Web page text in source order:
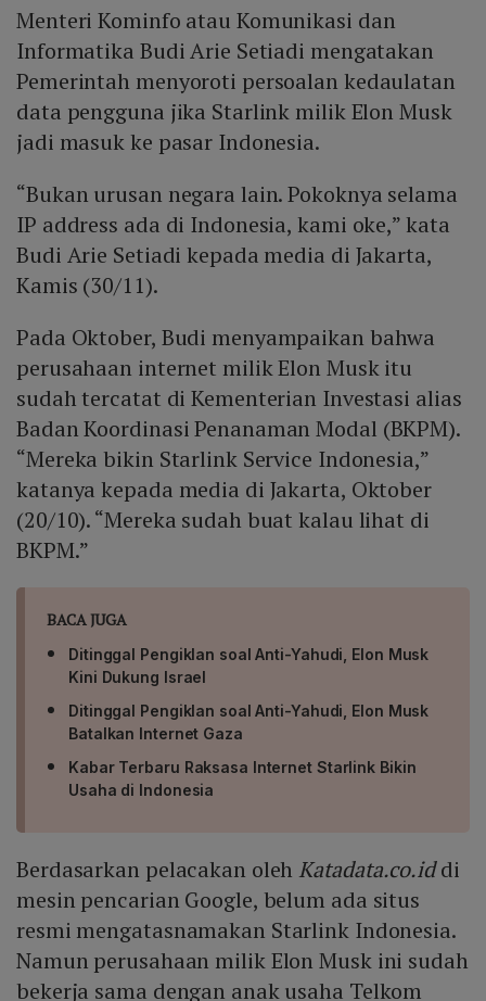
Menteri Kominfo atau Komunikasi dan
Informatika Budi Arie Setiadi mengatakan
Pemerintah menyoroti persoalan kedaulatan
data pengguna jika Starlink milik Elon Musk
jadi masuk ke pasar Indonesia.
“Bukan urusan negara lain. Pokoknya selama
IP address ada di Indonesia, kami oke,” kata
Budi Arie Setiadi kepada media di Jakarta,
Kamis (30/11).
Pada Oktober, Budi menyampaikan bahwa
perusahaan internet milik Elon Musk itu
sudah tercatat di Kementerian Investasi alias
Badan Koordinasi Penanaman Modal (BKPM).
“Mereka bikin Starlink Service Indonesia,”
katanya kepada media di Jakarta, Oktober
(20/10). “Mereka sudah buat kalau lihat di
BKPM.”
BACA JUGA
Ditinggal Pengiklan soal Anti-Yahudi, Elon Musk
Kini Dukung Israel
Ditinggal Pengiklan soal Anti-Yahudi, Elon Musk
Batalkan Internet Gaza
Kabar Terbaru Raksasa Internet Starlink Bikin
Usaha di Indonesia
Berdasarkan pelacakan oleh Katadata.co.iddi
mesin pencarian Google, belum ada situs
resmi mengatasnamakan Starlink Indonesia.
Namun perusahaan milik Elon Musk ini sudah
bekerja sama dengan anak usaha Telkom